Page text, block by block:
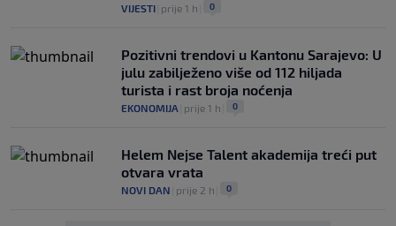
VIJESTI prije 1 h 0
Pozitivni trendovi u Kantonu Sarajevo: U
julu zabilježeno više od 112 hiljada
turista i rast broja noćenja
EKONOMIJA prije 1 h 0
Helem Nejse Talent akademija treći put
otvara vrata
NOVI DAN prije 2 h 0